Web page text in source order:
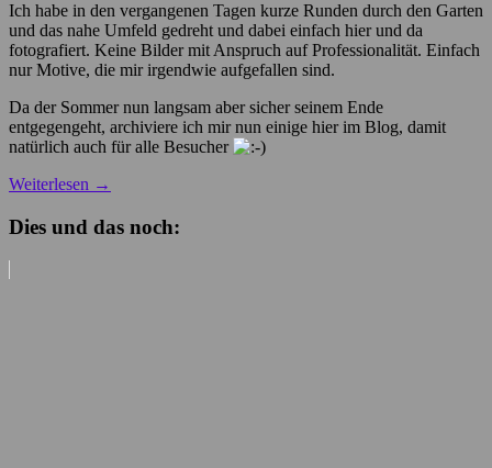
Ich habe in den vergangenen Tagen kurze Runden durch den Garten
und das nahe Umfeld gedreht und dabei einfach hier und da
fotografiert. Keine Bilder mit Anspruch auf Professionalität. Einfach
nur Motive, die mir irgendwie aufgefallen sind.
Da der Sommer nun langsam aber sicher seinem Ende
entgegengeht, archiviere ich mir nun einige hier im Blog, damit
natürlich auch für alle Besucher
Weiterlesen →
Dies und das noch: